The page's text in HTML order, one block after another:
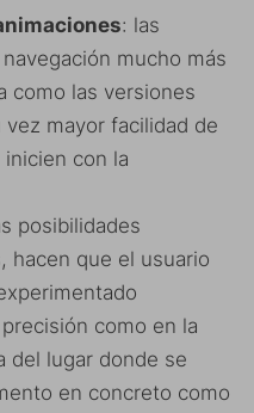
: las
mucho más
como las versiones
mayor facilidad de
con la
posibilidades
hacen que el usuario
como en la
del lugar donde se
en concreto como